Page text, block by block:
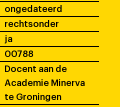
ongedateerd
rechtsonder
ja
00788
Docent aan de
Academie Minerva
te Groningen